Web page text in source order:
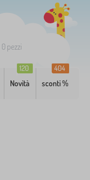
0 pezzi
Novità
120
sconti %
404